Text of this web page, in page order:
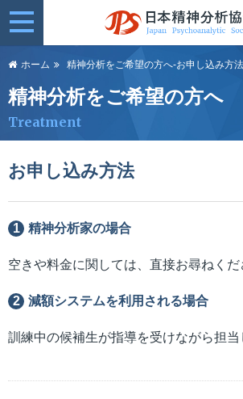
日本精神
析協会
ホーム 精神分析をご希望の方へ-お申し込み方法
精神分析をご希望の方へ
Treatment
お申し込み方法
1 精神分析家の場合
空きや料金に関しては、直接お尋ねくだ
2 減額システムを利用される場合
訓練中の候補生が指導を受けながら担当